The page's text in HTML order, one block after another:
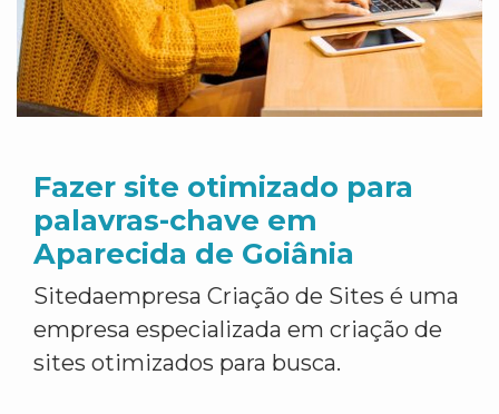
Fazer site otimizado para
palavras-chave em
Aparecida de Goiânia
Sitedaempresa Criação de Sites é uma
empresa especializada em criação de
sites otimizados para busca.